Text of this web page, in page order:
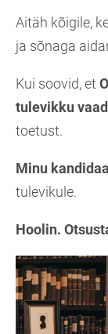
Aitäh kõigile,
ja sõnaga
Kui soovid, et
tulevikku
toetust.
Minu
tulevikule.
Hoolin.